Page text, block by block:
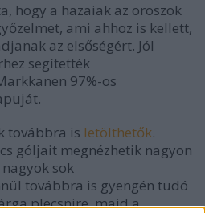
hogy a hazaiak az oroszok
ami ahhoz is kellett,
az elsőségért. Jól
segítették
97%-os
továbbra is letölthetők.
góljait megnézhetik nagyon
sok
továbbra is gyengén tudó
plecsnire, majd a